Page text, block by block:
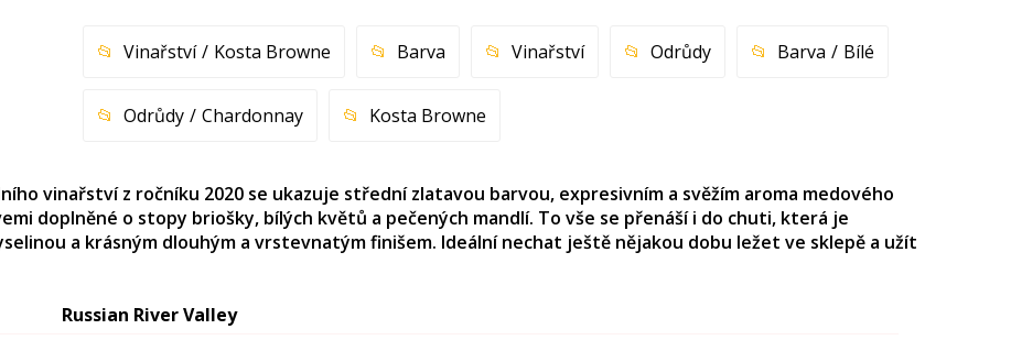
Vinařství Kosta Browne Barva Vinařství Odrůdy Barva Bílé
Odrůdy Chardonnay Kosta Browne
Russian River Valley
vinařství z ročníku 2020 se ukazuje střední zlatavou barvou, expresivním a svěžím aroma medového
doplněné o stopy briošky, bílých květů a pečených mandlí. To vše se přenáší i do chuti, která je
a krásným dlouhým a vrstevnatým finišem. Ideální nechat ještě nějakou dobu ležet ve sklepě a užít